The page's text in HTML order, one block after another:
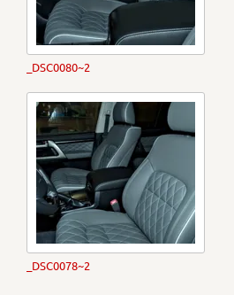
_DSC0080~2
_DSC0078~2